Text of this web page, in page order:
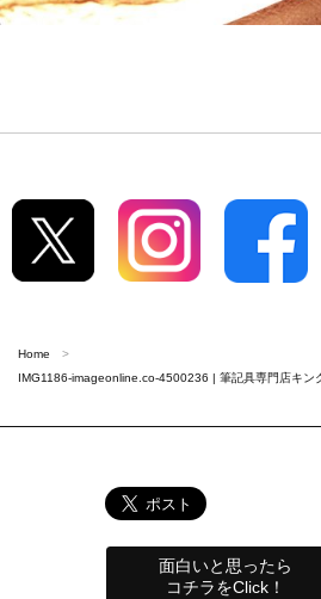
Home
IMG1186-imageonline.co-4500236 | 筆記具専門店キン
面白いと思ったら
コチラをClick！